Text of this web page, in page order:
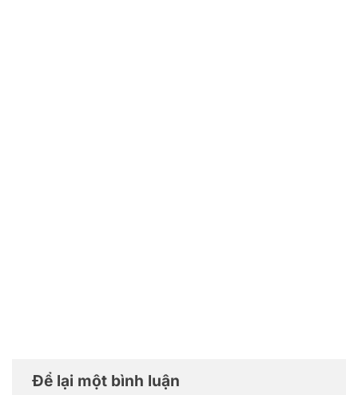
Để lại một bình luận